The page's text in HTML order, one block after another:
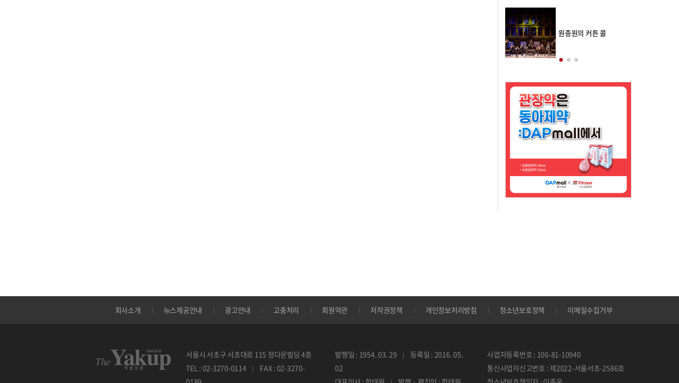
원종원의 커튼 콜
회사소개 뉴스제공안내 광고안내 고충처리 회원약관 저작권정책 개인정보처리방침 청소년보호정책 이메일수집거부
서울시 서초구 서초대로 115 정다운빌딩 4층
TEL : 02-3270-0114
FAX : 02-3270-
발행일 : 1954. 03. 29
등록일 : 2016. 05.
02
사업자등록번호 : 106-81-10940
통신사업자신고번호 : 제2022-서울서초-2586호